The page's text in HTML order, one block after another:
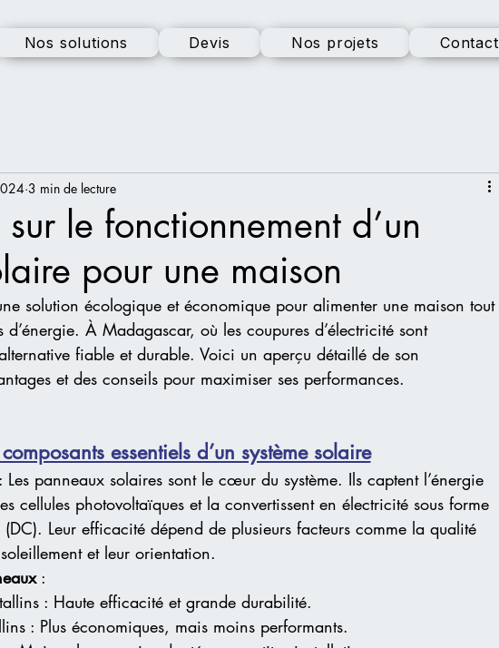
Nos solutions Devis Nos projets Contact
le fonctionnement d’un
pour une maison
3 min de lecture
solution écologique et économique pour alimenter une maison tout
d’énergie. À Madagascar, où les coupures d’électricité sont
fiable et durable. Voici un aperçu détaillé de son
et des conseils pour maximiser ses performances.
composants essentiels d’un système solaire
panneaux solaires sont le cœur du système. Ils captent l’énergie
cellules photovoltaïques et la convertissent en électricité sous forme
Leur efficacité dépend de plusieurs facteurs comme la qualité
et leur orientation.
:
: Haute efficacité et grande durabilité.
: Plus économiques, mais moins performants.